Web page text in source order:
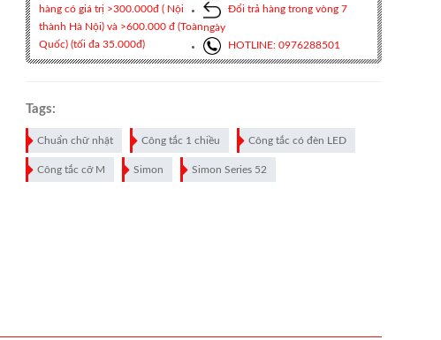
hàng có giá trị >300.000đ ( Nội
thành Hà Nội) và >600.000 đ (Toàn
Quốc) (tối đa 35.000đ)
Đổi trả hàng trong vòng 7
ngày
HOTLINE: 0976288501
Tags:
Chuẩn chữ nhật Công tắc 1 chiều Công tắc có đèn LED
Công tắc cỡ M Simon Simon Series 52